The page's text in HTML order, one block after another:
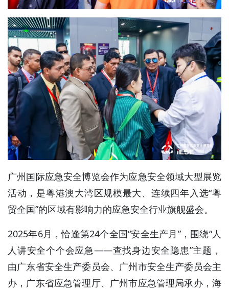
广州国际应急安全博览会作为应急安全领域大型展览
活动，是粤港澳大湾区规模最大、连续四年入选“粤
贸全国”的区域有影响力的应急安全行业旗舰盛会。
2025年6月，恰逢第24个全国“安全生产月”，围绕“人
人讲安全个个会应急——查找身边安全隐患”主题，
由广东省安全生产委员会、广州市安全生产委员会主
办，广东省应急管理厅、广州市应急管理局承办，海